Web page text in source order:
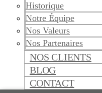
Historique
Notre Équipe
Nos Valeurs
Nos Partenaires
NOS CLIENTS
BLOG
CONTACT